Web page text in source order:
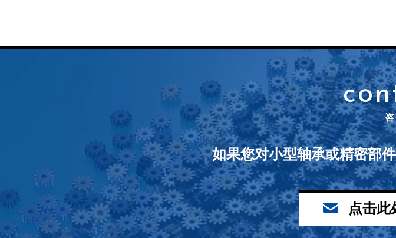
如果您对小型轴承或精密部
点击此